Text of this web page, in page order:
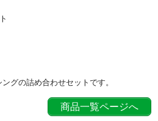
グの詰め合わせセットです。
商品一覧ページへ